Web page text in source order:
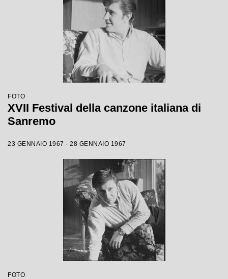
FOTO
XVII Festival della canzone italiana di
Sanremo
23 GENNAIO 1967 - 28 GENNAIO 1967
FOTO